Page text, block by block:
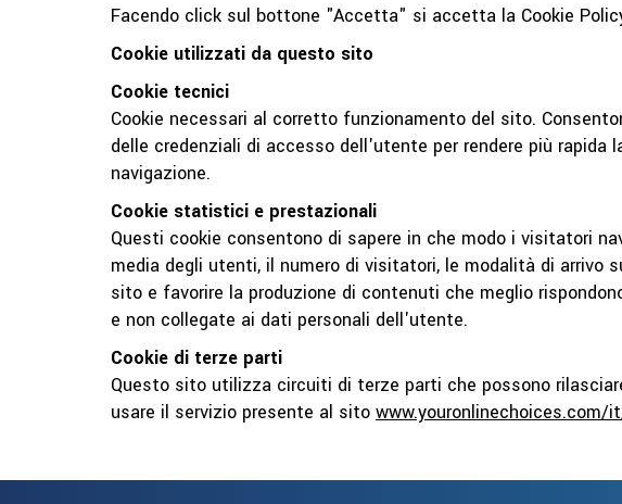
Facendo click sul bottone "Accetta" si accetta la Cookie
Cookie utilizzati da questo sito
Cookie tecnici
Cookie necessari al corretto funzionamento del sito.
delle credenziali di accesso dell'utente per rendere più
navigazione.
Cookie statistici e prestazionali
Questi cookie consentono di sapere in che modo i visitatori
media degli utenti, il numero di visitatori, le modalità di arrivo
sito e favorire la produzione di contenuti che meglio
e non collegate ai dati personali dell'utente.
Cookie di terze parti
Questo sito utilizza circuiti di terze parti che possono
usare il servizio presente al sito www.youronlinechoices.com/